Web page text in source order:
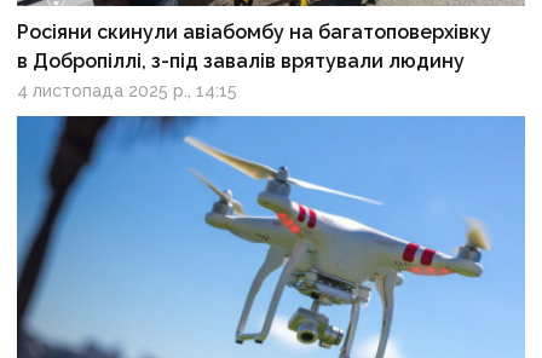
Росіяни скинули авіабомбу на багатоповерхівку
в Добропіллі, з-під завалів врятували людину
4 листопада 2025 р., 14:15